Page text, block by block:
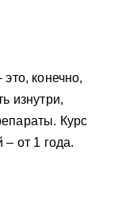
конечно,
изнутри,
Курс
– от 1 года.